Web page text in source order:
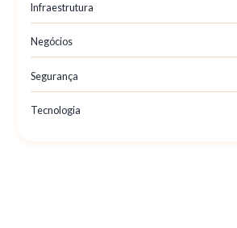
Infraestrutura
Negócios
Segurança
Tecnologia